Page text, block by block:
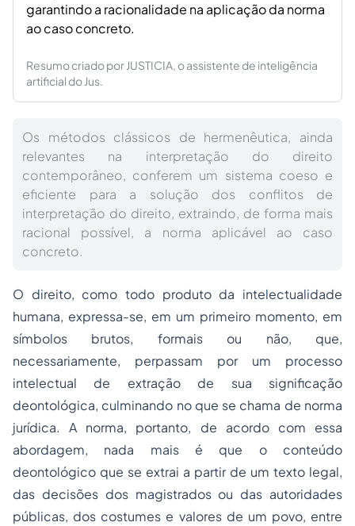
garantindo a racionalidade na aplicação da norma
ao caso concreto.
Resumo criado por JUSTICIA, o assistente de inteligência
artificial do Jus.
Os métodos clássicos de hermenêutica, ainda
relevantes na interpretação do direito
contemporâneo, conferem um sistema coeso e
eficiente para a solução dos conflitos de
interpretação do direito, extraindo, de forma mais
racional possível, a norma aplicável ao caso
concreto.
O direito, como todo produto da intelectualidade
humana, expressa-se, em um primeiro momento, em
símbolos brutos, formais ou não, que,
necessariamente, perpassam por um processo
intelectual de extração de sua significação
deontológica, culminando no que se chama de norma
jurídica. A norma, portanto, de acordo com essa
abordagem, nada mais é que o conteúdo
deontológico que se extrai a partir de um texto legal,
das decisões dos magistrados ou das autoridades
públicas, dos costumes e valores de um povo, entre